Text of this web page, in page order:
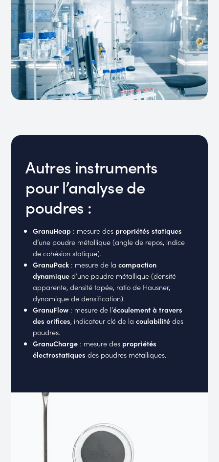
Autres instruments
pour l’analyse de
poudres :
GranuHeap : mesure des propriétés statiques
d’une poudre métallique (angle de repos, indice
de cohésion statique).
GranuPack: mesure de la compaction
dynamiqued’une poudre métallique (densité
apparente, densité tapée, ratio de Hausner,
dynamique de densification).
GranuFlow : mesure de l’écoulement à travers
des orifices, indicateur clé de la coulabilitédes
poudres.
GranuCharge : mesure des propriétés
électrostatiques des poudres métalliques.